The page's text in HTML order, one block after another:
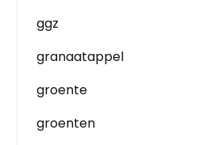
ggz
granaatappel
groente
groenten